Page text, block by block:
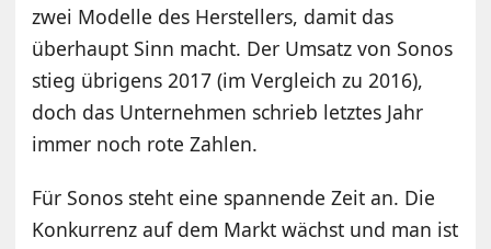
zwei Modelle des Herstellers, damit das
überhaupt Sinn macht. Der Umsatz von Sonos
stieg übrigens 2017 (im Vergleich zu 2016),
doch das Unternehmen schrieb letztes Jahr
immer noch rote Zahlen.
Für Sonos steht eine spannende Zeit an. Die
Konkurrenz auf dem Markt wächst und man ist